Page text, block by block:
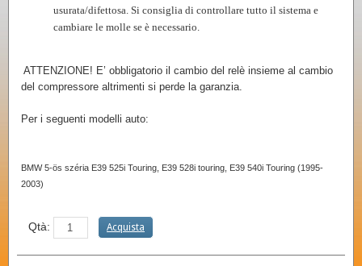
usurata/difettosa. Si consiglia di controllare tutto il sistema e
cambiare le molle se è necessario.
ATTENZIONE! E’ obbligatorio il cambio del relè insieme al cambio
del compressore altrimenti si perde la garanzia.
Per i seguenti modelli auto:
BMW 5-ös széria E39 525i Touring, E39 528i touring, E39 540i Touring (1995-
2003)
Qtà: